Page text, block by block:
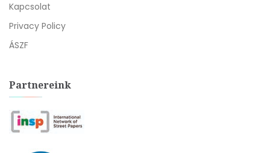
Kapcsolat
Privacy Policy
ÁSZF
Partnereink